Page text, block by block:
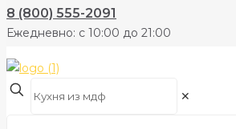
8 (800) 555-2091
Ежедневно: с 10:00 до 21:00
✕